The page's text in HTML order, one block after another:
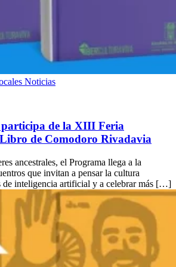
Noticias
de la XIII Feria
de Comodoro Rivadavia
ancestrales, el Programa llega a la
que invitan a pensar la cultura
de inteligencia artificial y a celebrar más […]